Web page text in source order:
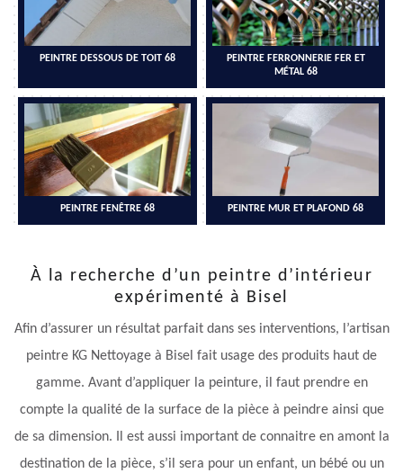
PEINTRE DESSOUS DE TOIT 68
PEINTRE FERRONNERIE FER ET
MÉTAL 68
PEINTRE FENÊTRE 68 PEINTRE MUR ET PLAFOND 68
À la recherche d’un peintre d’intérieur
expérimenté à Bisel
Afin d’assurer un résultat parfait dans ses interventions, l’artisan
peintre KG Nettoyage à Bisel fait usage des produits haut de
gamme. Avant d’appliquer la peinture, il faut prendre en
compte la qualité de la surface de la pièce à peindre ainsi que
de sa dimension. Il est aussi important de connaitre en amont la
destination de la pièce, s’il sera pour un enfant, un bébé ou un